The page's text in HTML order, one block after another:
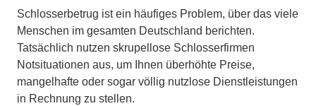
Schlosserbetrug ist ein häufiges Problem, über das viele
Menschen im gesamten Deutschland berichten.
Tatsächlich nutzen skrupellose Schlosserfirmen
Notsituationen aus, um Ihnen überhöhte Preise,
mangelhafte oder sogar völlig nutzlose Dienstleistungen
in Rechnung zu stellen.